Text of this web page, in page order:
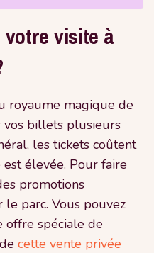
visite à
royaume magique de
vos billets plusieurs
les tickets coûtent
est élevée. Pour faire
promotions
le parc. Vous pouvez
offre spéciale de
cette vente privée